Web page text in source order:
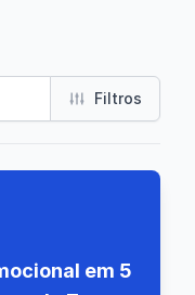
Filtros
em 5